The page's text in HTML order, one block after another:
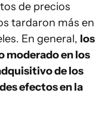
de precios
tardaron más en
En general, los
moderado en los
de los
efectos en la